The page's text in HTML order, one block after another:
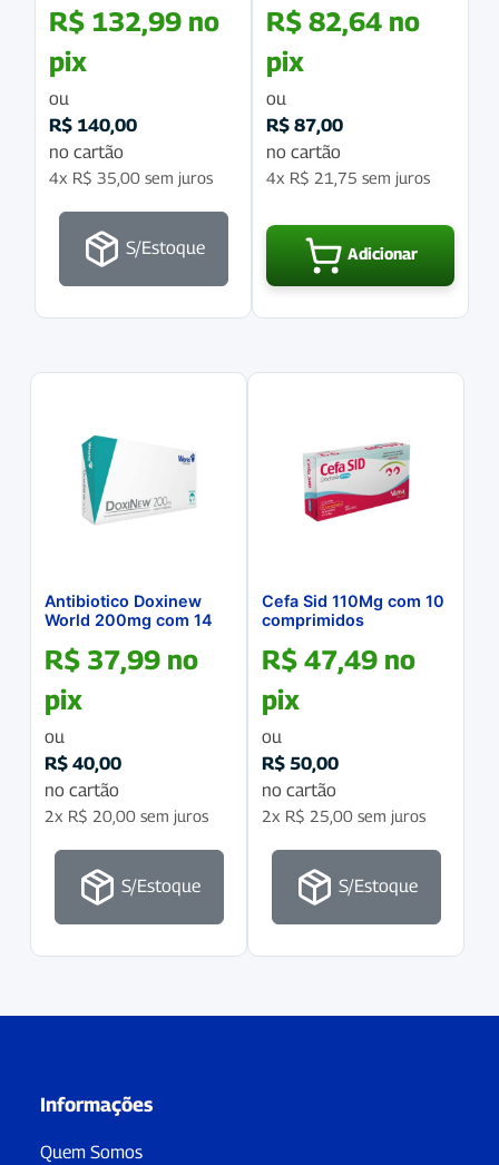
R$ 132,99 no
pix
ou
R$ 140,00
no cartão
4x R$ 35,00 sem juros
S/Estoque
R$ 82,64 no
pix
ou
R$ 87,00
no cartão
4x R$ 21,75 sem juros
Adicionar
Antibiotico Doxinew
World 200mg com 14
R$ 37,99 no
pix
ou
R$ 40,00
no cartão
2x R$ 20,00 sem juros
S/Estoque
Cefa Sid 110Mg com 10
comprimidos
R$ 47,49 no
pix
ou
R$ 50,00
no cartão
2x R$ 25,00 sem juros
S/Estoque
Informações
Quem Somos